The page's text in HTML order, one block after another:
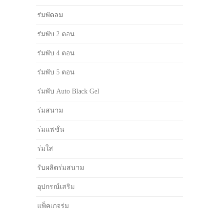
ร่มพัดลม
ร่มพับ 2 ตอน
ร่มพับ 4 ตอน
ร่มพับ 5 ตอน
ร่มพับ Auto Black Gel
ร่มสนาม
ร่มแฟชั่น
ร่มใส
รับผลิตร่มสนาม
อุปกรณ์เสริม
แพ็คเกจร่ม